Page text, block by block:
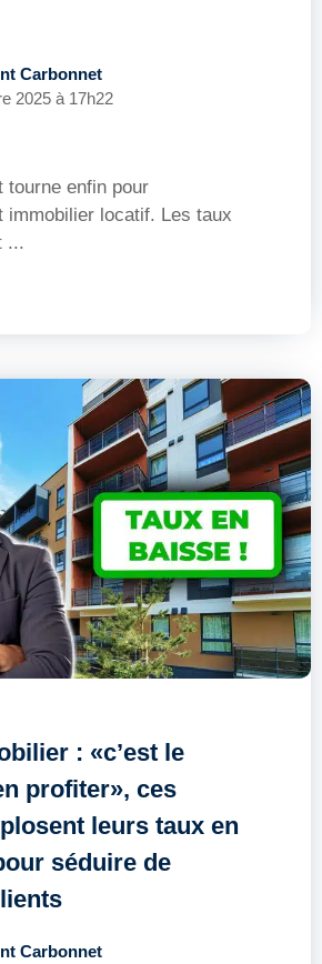
Carbonnet
2025 à 17h22
tourne enfin pour
immobilier locatif. Les taux
...
: «c’est le
profiter», ces
leurs taux en
séduire de
Carbonnet